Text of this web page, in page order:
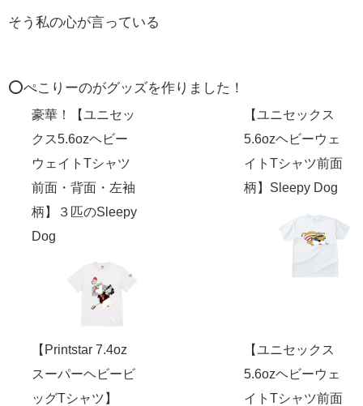
そう私の心が言っている
⭕️ぺこりーのがグッズを作りました！
豪華！【ユニセッ
クス5.6ozヘビー
ウェイトTシャツ
前面・背面・左袖
柄】３匹のSleepy
Dog
【ユニセックス
5.6ozヘビーウェ
イトTシャツ前面
柄】Sleepy Dog
【Printstar 7.4oz
スーパーヘビービ
ッグTシャツ】
【ユニセックス
5.6ozヘビーウェ
イトTシャツ前面